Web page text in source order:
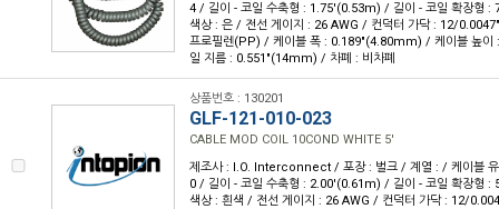
4 / 길이 - 코일 수축형 : 1.75'(0.53m) / 길이 - 코일 확장형
색상 : 은 / 전선 게이지 : 26 AWG / 컨덕터 가닥 : 12/
프로필렌(PP) / 케이블 폭 : 0.189"(4.80mm) / 케이블 높
일 지름 : 0.551"(14mm) / 차폐 : 비차폐
상품번호 : 130201
GLF-121-010-023
CABLE MOD COIL 10COND WHITE 5'
제조사 : I.O. Interconnect / 포장 : 벌크 / 계열 : / 케이블
0 / 길이 - 코일 수축형 : 2.00'(0.61m) / 길이 - 코일 확장형
색상 : 흰색 / 전선 게이지 : 26 AWG / 컨덕터 가닥 : 12/